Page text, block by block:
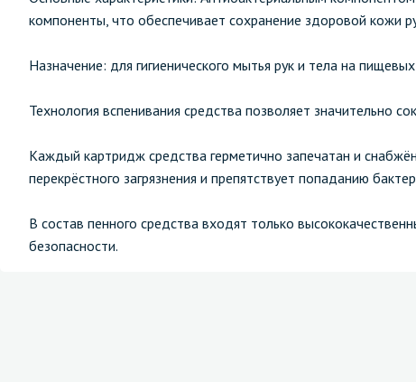
компоненты, что обеспечивает сохранение здоровой кожи
Назначение: для гигиенического мытья рук и тела на
Технология вспенивания средства позволяет значительно
Каждый картридж средства герметично запечатан и
перекрёстного загрязнения и препятствует попаданию
В состав пенного средства входят только
безопасности.